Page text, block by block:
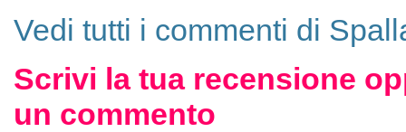
Vedi tutti i commenti di
Scrivi la tua recensione
un commento